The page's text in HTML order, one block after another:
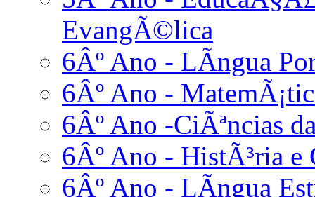
EvangÃ©lica
6Âº Ano - LÃ­ngua
6Âº Ano -
6Âº Ano -CiÃªncias
6Âº Ano - HistÃ³ria e
6Âº Ano - LÃ­ngua